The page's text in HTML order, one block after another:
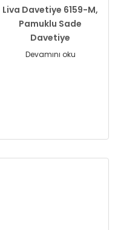
Liva Davetiye 6159-M,
Pamuklu Sade
Davetiye
Devamını oku